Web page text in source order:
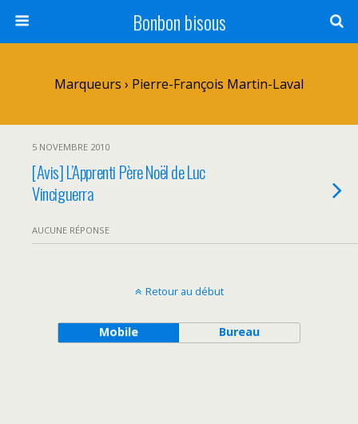
Bonbon bisous
Marqueurs › Pierre-François Martin-Laval
5 NOVEMBRE 2010
[Avis] L’Apprenti Père Noël de Luc
Vinciguerra
AUCUNE RÉPONSE
Retour au début
Mobile Bureau